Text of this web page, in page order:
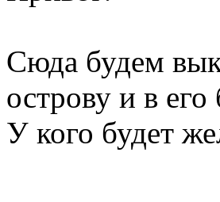
Сюда будем
острову и в
У кого будет